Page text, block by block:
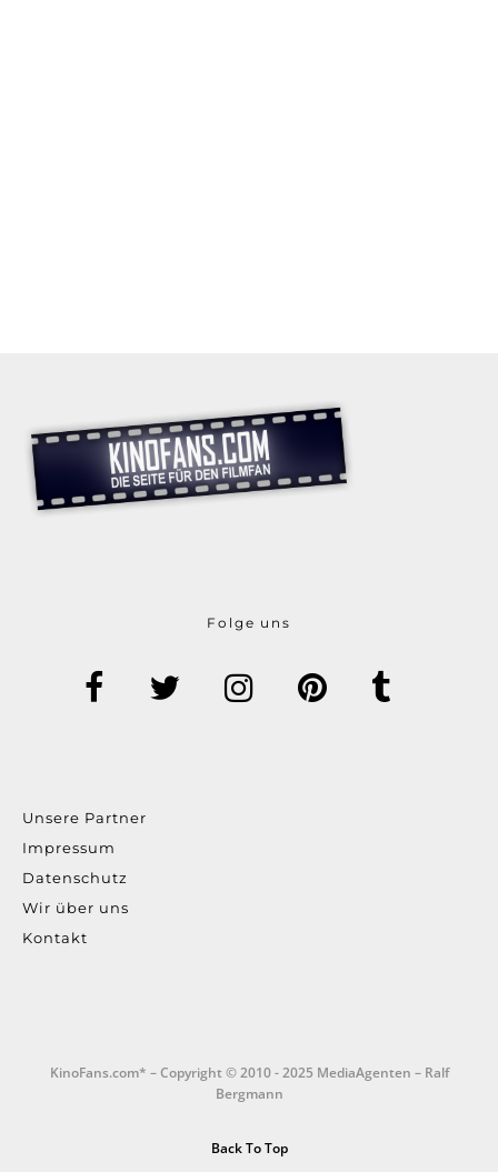
Folge uns
Unsere Partner
Impressum
Datenschutz
Wir über uns
Kontakt
KinoFans.com* – Copyright © 2010 - 2025 MediaAgenten – Ralf
Bergmann
Back To Top